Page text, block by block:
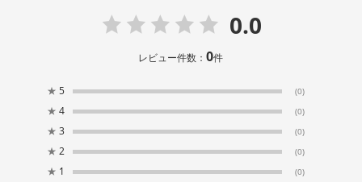
0.0
レビュー件数：0件
★ 5 (0)
★ 4 (0)
★ 3 (0)
★ 2 (0)
★ 1 (0)